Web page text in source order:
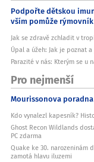
Podpořte dětskou
vším pomůže rýmovník
Jak se zdravě zchladit v
Úpal a úžeh: Jak je poznat
Parazité v nás: Kterým se u
Pro nejmenší
Mourissonova poradna
Kdo vynalezl kapesník?
Ghost Recon Wildlands
PC zdarma
Quake ke 30. narozeninám
zamotá hlavu iluzemi